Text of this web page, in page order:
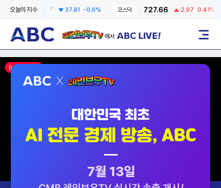
오늘의 지수
6258.57 37.81 -0.6% 코스닥 727.66 2.97 0.41%
레인보우TV에서 ABC LIVE! 메뉴
ON AIR